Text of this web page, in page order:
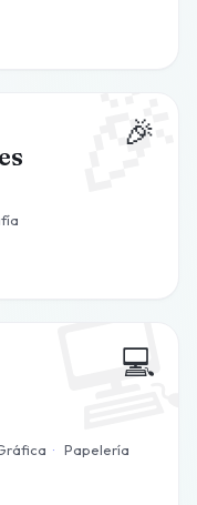
🎉
💻
· Papelería